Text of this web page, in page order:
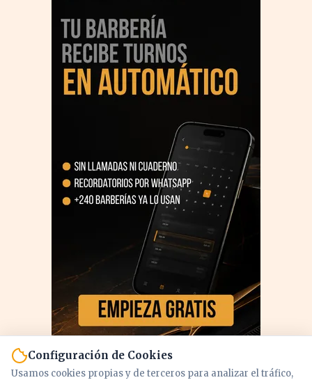
Configuración de Cookies
Usamos cookies propias y de terceros para analizar el tráfico,